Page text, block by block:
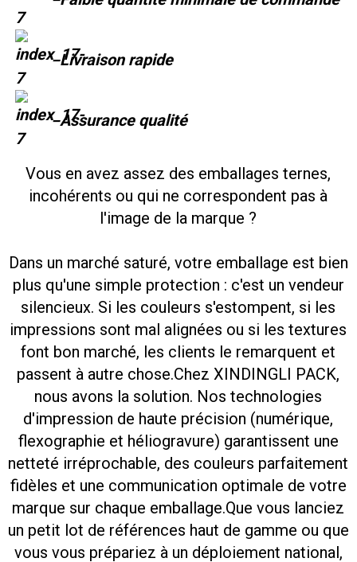
Livraison rapide
Assurance qualité
Vous en avez assez des emballages ternes,
incohérents ou qui ne correspondent pas à
l'image de la marque ?
Dans un marché saturé, votre emballage est bien
plus qu'une simple protection : c'est un vendeur
silencieux. Si les couleurs s'estompent, si les
impressions sont mal alignées ou si les textures
font bon marché, les clients le remarquent et
passent à autre chose.Chez XINDINGLI PACK,
nous avons la solution. Nos technologies
d'impression de haute précision (numérique,
flexographie et héliogravure) garantissent une
netteté irréprochable, des couleurs parfaitement
fidèles et une communication optimale de votre
marque sur chaque emballage.Que vous lanciez
un petit lot de références haut de gamme ou que
vous vous prépariez à un déploiement national,